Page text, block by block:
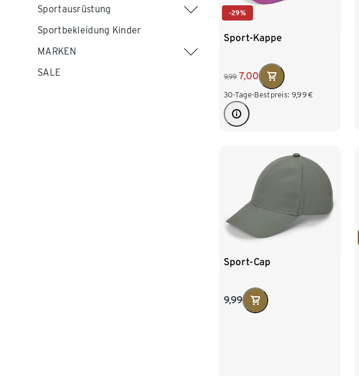
Sportausrüstung
Sportbekleidung Kinder
MARKEN
SALE
-29%
Sport-Kappe
9,99 7,00
30-Tage-Bestpreis: 9,99€
Sport-Cap
9,99